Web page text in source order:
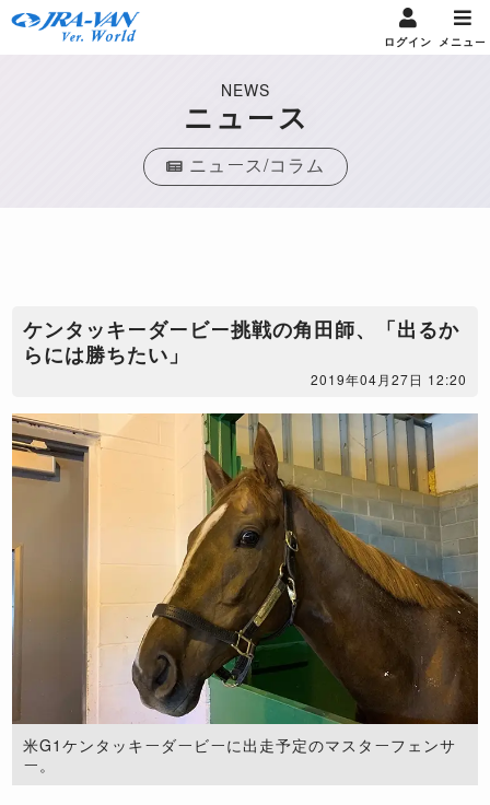
ログイン メニュー
NEWS
ニュース
ニュース/コラム
ケンタッキーダービー挑戦の角田師、「出るか
らには勝ちたい」
2019年04月27日 12:20
米G1ケンタッキーダービーに出走予定のマスターフェンサ
ー。